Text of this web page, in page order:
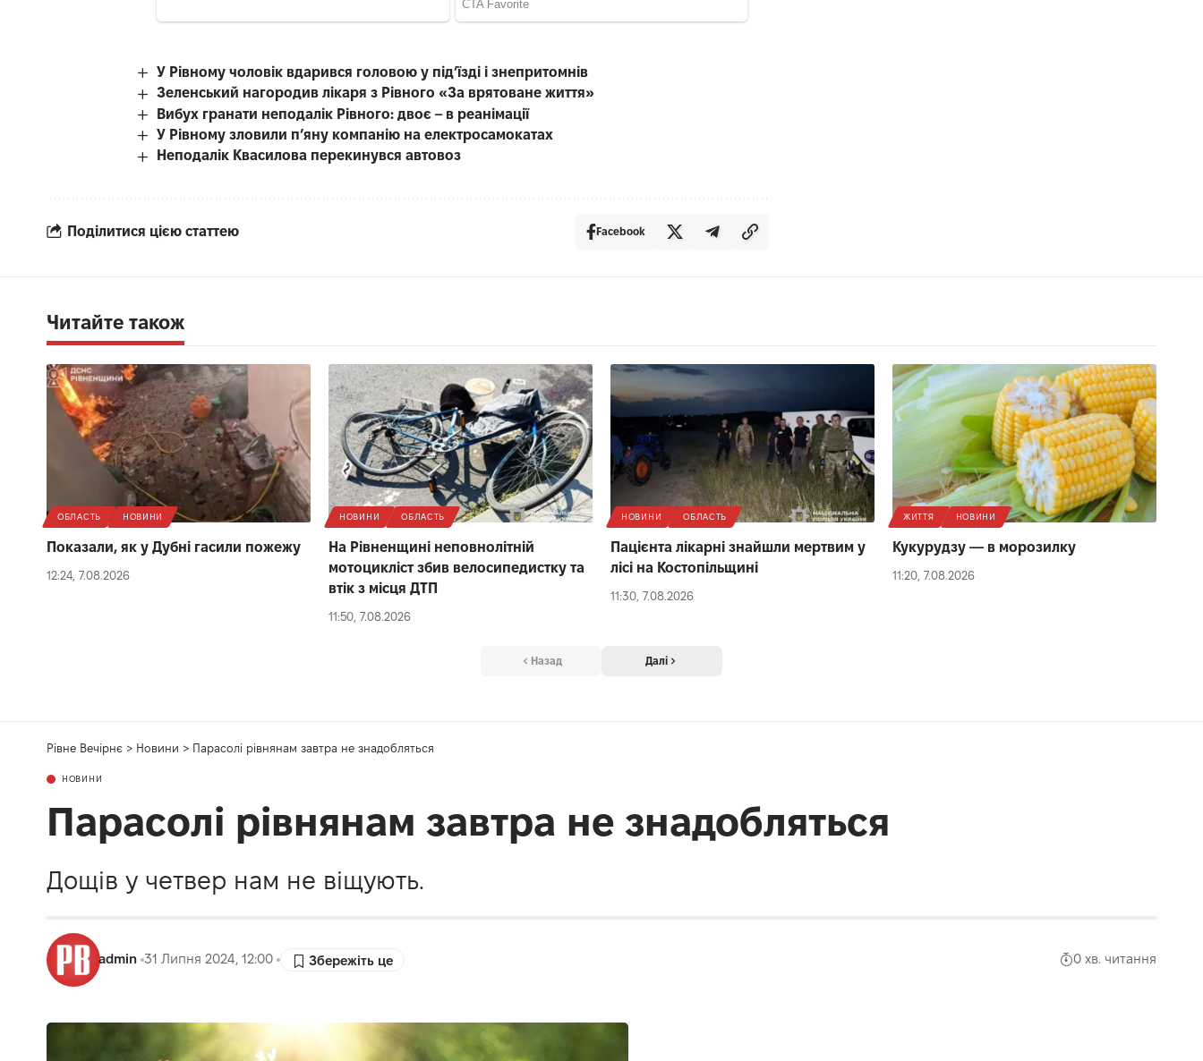
У Рівному чоловік вдарився головою у під’їзді і знепритомнів
Зеленський нагородив лікаря з Рівного «За врятоване життя»
Вибух гранати неподалік Рівного: двоє – в реанімації
У Рівному зловили п’яну компанію на електросамокатах
Неподалік Квасилова перекинувся автовоз
Поділитися цією статтею Facebook
Читайте також
ОБЛАСТЬ НОВИНИ
Показали, як у Дубні гасили пожежу
12:24, 7.08.2026
НОВИНИ ОБЛАСТЬ
На Рівненщині неповнолітній
мотоцикліст збив велосипедистку та
втік з місця ДТП
11:50, 7.08.2026
НОВИНИ ОБЛАСТЬ
Пацієнта лікарні знайшли мертвим у
лісі на Костопільщині
11:30, 7.08.2026
ЖИТТЯ НОВИНИ
Кукурудзу — в морозилку
11:20, 7.08.2026
Назад Далі
Рівне Вечірнє > Новини > Парасолі рівнянам завтра не знадобляться
НОВИНИ
Парасолі рівнянам завтра не знадобляться
Дощів у четвер нам не віщують.
admin 31 Липня 2024, 12:00 0 хв. читання